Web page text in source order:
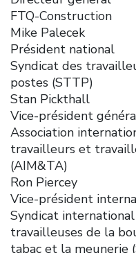
FTQ-Construction
Mike Palecek
Président national
Syndicat des
postes (STTP)
Stan Pickthall
Vice-président
Association
travailleurs et
(AIM&TA)
Ron Piercey
Vice-président
Syndicat
travailleuses de la
tabac et la meunerie